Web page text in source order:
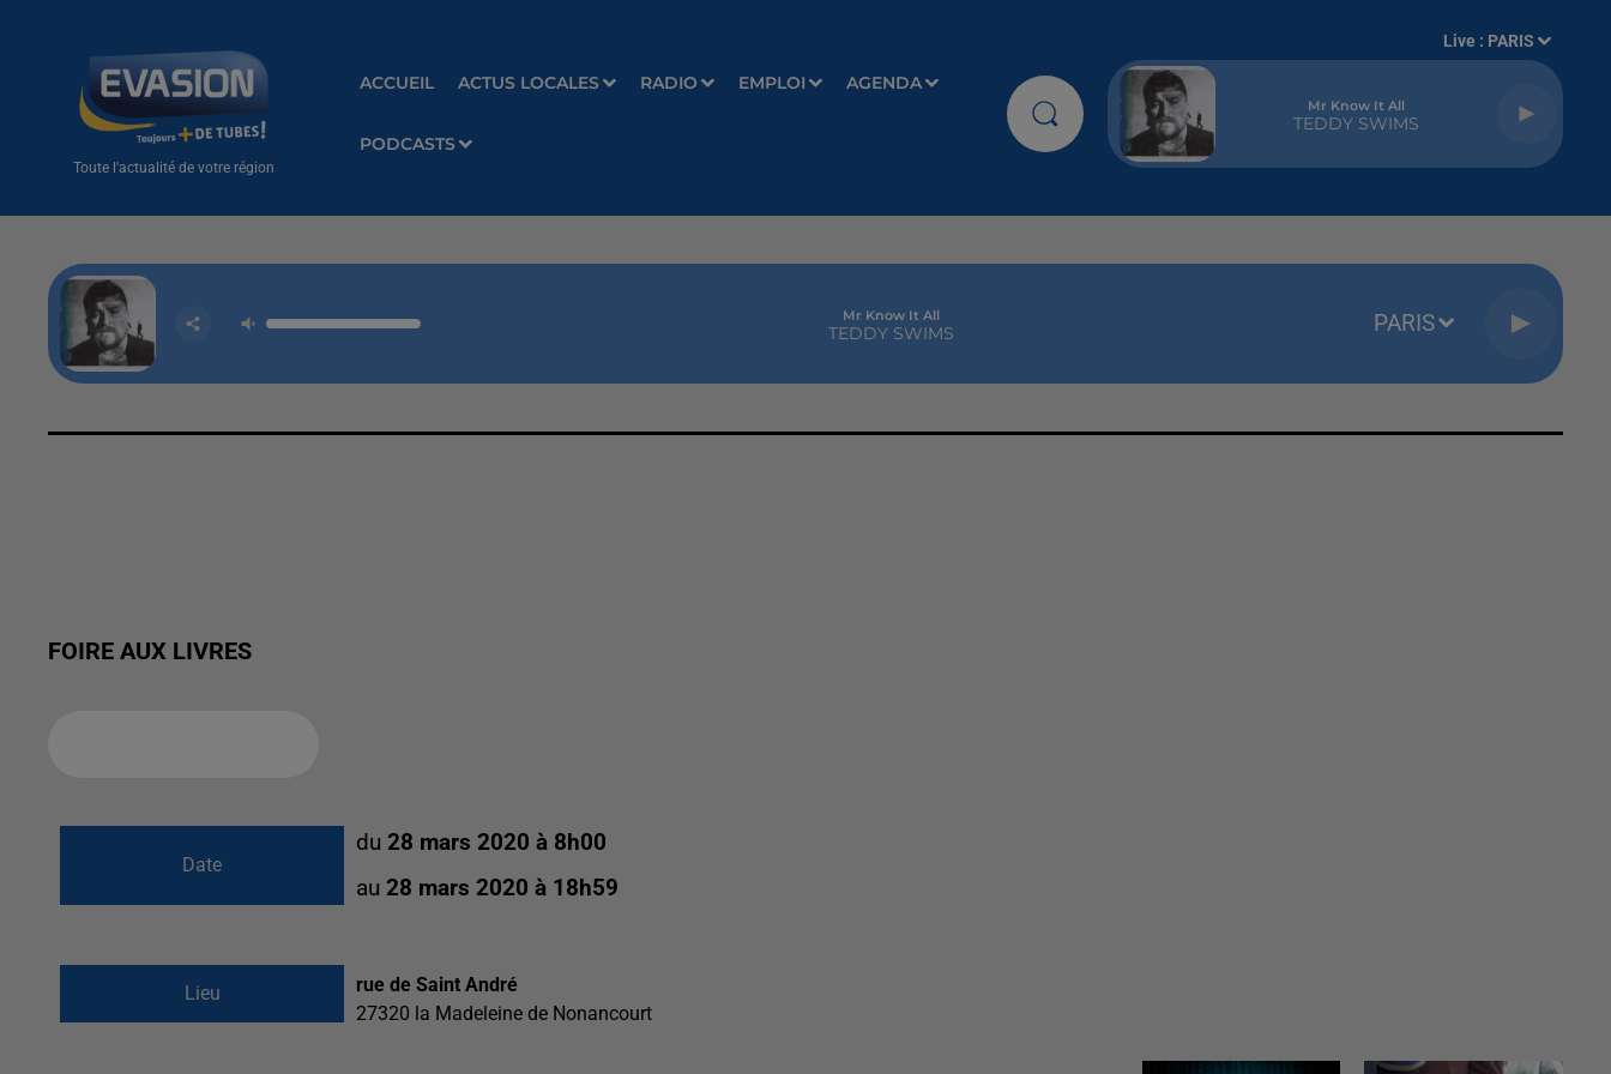
Toute l'actualité de votre région
ACCUEIL ACTUS LOCALES RADIO EMPLOI AGENDA
PODCASTS
Live : PARIS
Mr Know It All
TEDDY SWIMS
Mr Know It All
TEDDY SWIMS PARIS
FOIRE AUX LIVRES
Date
du28 mars 2020 à 8h00
au28 mars 2020 à 18h59
Lieu
rue de Saint André
27320 la Madeleine de Nonancourt